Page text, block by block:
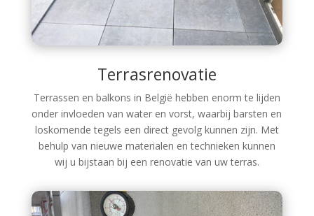
Terrasrenovatie
Terrassen en balkons in België hebben enorm te lijden
onder invloeden van water en vorst, waarbij barsten en
loskomende tegels een direct gevolg kunnen zijn. Met
behulp van nieuwe materialen en technieken kunnen
wij u bijstaan bij een renovatie van uw terras.